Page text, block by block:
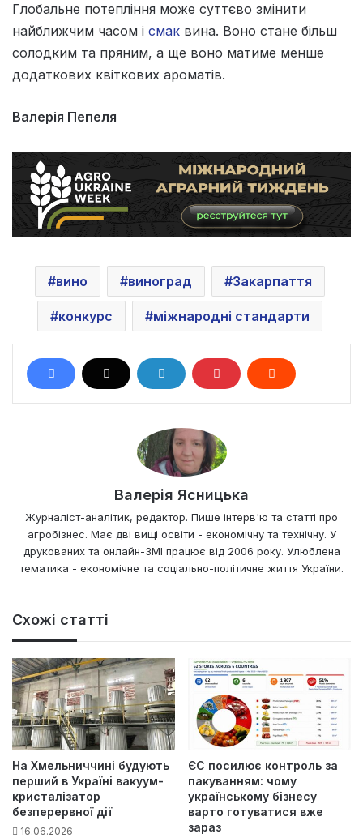
Глобальне потепління може суттєво змінити
найближчим часом і смак вина. Воно стане більш
солодким та пряним, а ще воно матиме менше
додаткових квіткових ароматів.
Валерія Пепеля
вино виноград Закарпаття
конкурс міжнародні стандарти
Валерія Ясницька
Журналіст-аналітик, редактор. Пише інтерв'ю та статті про
агробізнес. Має дві вищі освіти - економічну та технічну. У
друкованих та онлайн-ЗМІ працює від 2006 року. Улюблена
тематика - економічне та соціально-політичне життя України.
Схожі статті
На Хмельниччині будують
перший в Україні вакуум-
кристалізатор
безперервної дії
16.06.2026
ЄС посилює контроль за
пакуванням: чому
українському бізнесу
варто готуватися вже
зараз